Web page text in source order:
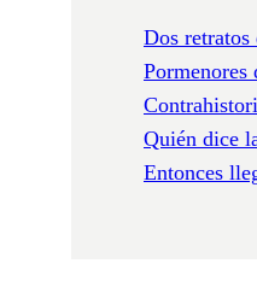
Dos retratos
Quién dice
Entonces